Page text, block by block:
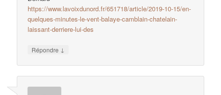
https://www.lavoixdunord.fr/651718/article/2019-10-15/en-
quelques-minutes-le-vent-balaye-camblain-chatelain-
laissant-derriere-lui-des
Répondre ↓